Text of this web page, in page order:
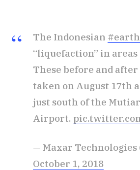
The Indonesian
“liquefaction” in areas
These before and
taken on August 17th
just south of the
Airport.
— Maxar Technologies
October 1, 2018